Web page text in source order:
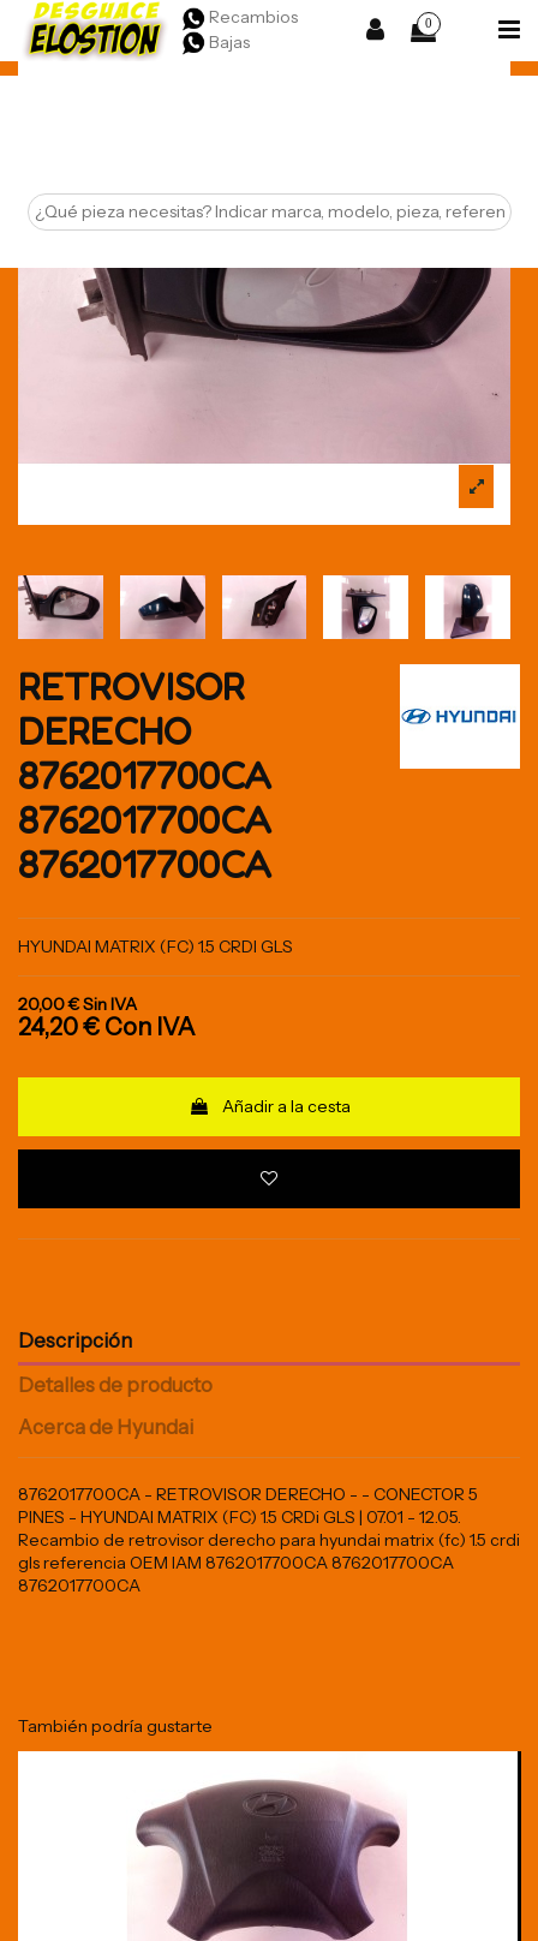
Recambios
Bajas
0
RETROVISOR
DERECHO
8762017700CA
8762017700CA
8762017700CA
HYUNDAI MATRIX (FC) 1.5 CRDI GLS
20,00 €Sin IVA
24,20 € Con IVA
Añadir a la cesta
Descripción
Detalles de producto
Acerca de Hyundai
8762017700CA - RETROVISOR DERECHO - - CONECTOR 5
PINES - HYUNDAI MATRIX (FC) 1.5 CRDi GLS | 07.01 - 12.05.
Recambio de retrovisor derecho para hyundai matrix (fc) 1.5 crdi
gls referencia OEM IAM 8762017700CA 8762017700CA
8762017700CA
También podría gustarte